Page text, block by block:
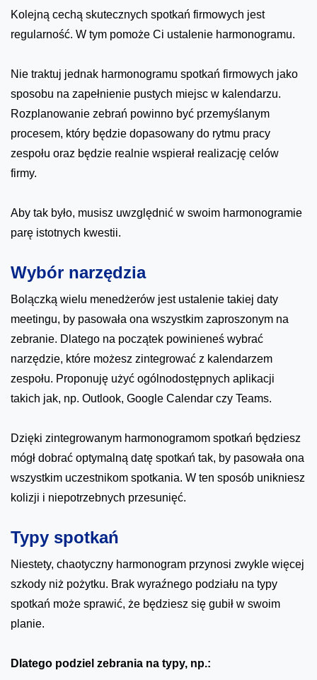
Kolejną cechą skutecznych spotkań firmowych jest
regularność. W tym pomoże Ci ustalenie harmonogramu.
Nie traktuj jednak harmonogramu spotkań firmowych jako
sposobu na zapełnienie pustych miejsc w kalendarzu.
Rozplanowanie zebrań powinno być przemyślanym
procesem, który będzie dopasowany do rytmu pracy
zespołu oraz będzie realnie wspierał realizację celów
firmy.
Aby tak było, musisz uwzględnić w swoim harmonogramie
parę istotnych kwestii.
Wybór narzędzia
Bolączką wielu menedżerów jest ustalenie takiej daty
meetingu, by pasowała ona wszystkim zaproszonym na
zebranie. Dlatego na początek powinieneś wybrać
narzędzie, które możesz zintegrować z kalendarzem
zespołu. Proponuję użyć ogólnodostępnych aplikacji
takich jak, np. Outlook, Google Calendar czy Teams.
Dzięki zintegrowanym harmonogramom spotkań będziesz
mógł dobrać optymalną datę spotkań tak, by pasowała ona
wszystkim uczestnikom spotkania. W ten sposób unikniesz
kolizji i niepotrzebnych przesunięć.
Typy spotkań
Niestety, chaotyczny harmonogram przynosi zwykle więcej
szkody niż pożytku. Brak wyraźnego podziału na typy
spotkań może sprawić, że będziesz się gubił w swoim
planie.
Dlatego podziel zebrania na typy, np.: